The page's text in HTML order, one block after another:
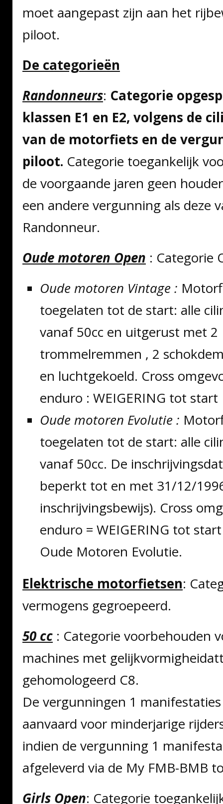
moet aangepast zijn aan het
piloot.
De categorieën
Randonneurs: Categorie
klassen E1 en E2, volgens de
van de motorfiets en de
piloot. Categorie toegankelijk
de voorgaande jaren geen
een andere vergunning als deze
Randonneur.
Oude motoren Open : Categorie
Oude motoren Vintage :
toegelaten tot de start: alle
vanaf 50cc en uitgerust met 2
trommelremmen , 2
en luchtgekoeld. Cross
enduro : WEIGERING tot start
Oude motoren Evolutie :
toegelaten tot de start: alle
vanaf 50cc. De
beperkt tot en met 31/12/
inschrijvingsbewijs). Cross
enduro = WEIGERING tot
Oude Motoren Evolutie.
Elektrische motorfietsen:
vermogens gegroepeerd.
50 cc : Categorie voorbehouden
machines met
gehomologeerd C8.
De vergunningen 1
aanvaard voor minderjarige
indien de vergunning 1
afgeleverd via de My FMB-BMB
Girls Open: Categorie